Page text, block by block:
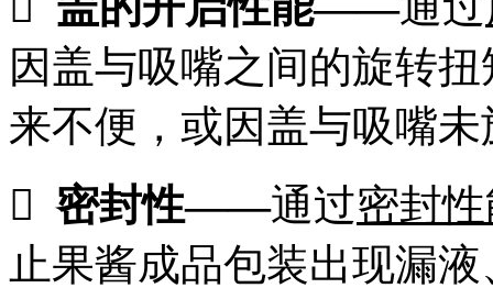
因盖与吸嘴之间的旋转
来不便，或因盖与吸嘴
密封性——通过密封
止果酱成品包装出现漏